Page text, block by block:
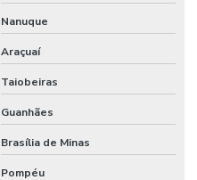
Nanuque
Araçuaí
Taiobeiras
Guanhães
Brasília de Minas
Pompéu